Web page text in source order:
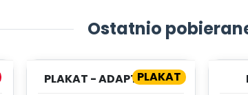
Ostatnio
PLAKAT
PLAKAT - ADAPTACJA -